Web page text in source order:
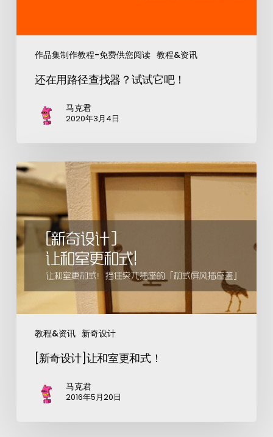
作品集制作教程-免费供您阅读 教程&资讯
还在用路径查找器？试试它吧！
马克君
2020年3月4日
教程&资讯 新奇设计
[新奇设计]让和室更和式！
马克君
2016年5月20日